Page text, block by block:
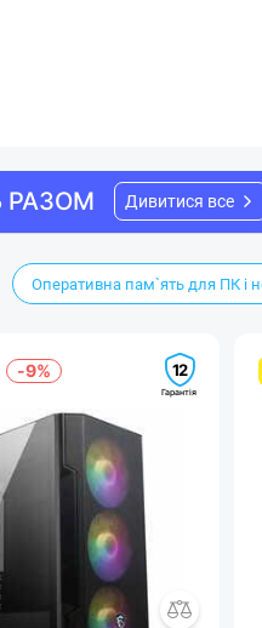
РАЗОМ Дивитися все
Оперативна пам`ять для ПК і
-9% 12
Гарантія